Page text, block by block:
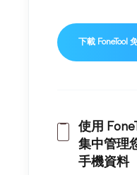
下載 FoneTool
使用
集中管理
手機資料